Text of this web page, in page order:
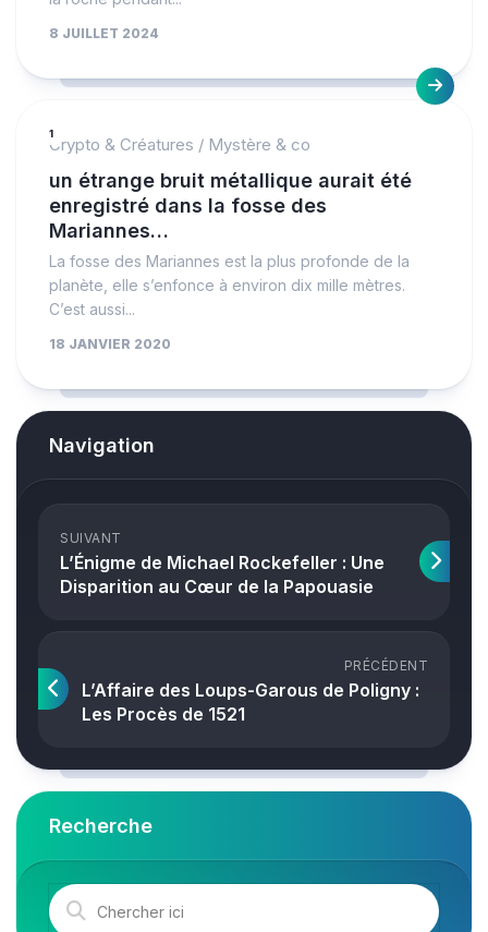
8 JUILLET 2024
1
Crypto & Créatures / Mystère & co
un étrange bruit métallique aurait été
enregistré dans la fosse des
Mariannes…
La fosse des Mariannes est la plus profonde de la
planète, elle s’enfonce à environ dix mille mètres.
C’est aussi...
18 JANVIER 2020
Navigation
SUIVANT
L’Énigme de Michael Rockefeller : Une
Disparition au Cœur de la Papouasie
PRÉCÉDENT
L’Affaire des Loups-Garous de Poligny :
Les Procès de 1521
Recherche